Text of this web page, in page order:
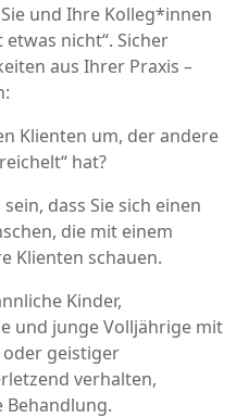
und Ihre Kolleg*innen
nicht“. Sicher
aus Ihrer Praxis –
Klienten um, der andere
hat?
dass Sie sich einen
die mit einem
Klienten schauen.
Kinder,
und junge Volljährige mit
geistiger
verhalten,
Behandlung.